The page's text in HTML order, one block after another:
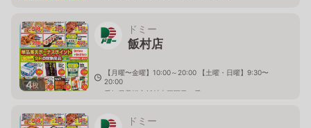
4枚
ドミー
飯村店
【月曜〜金曜】10:00～20:00 【土曜・日曜】9:30〜
20:00
愛知県豊橋市飯村南三丁目１番
ドミー